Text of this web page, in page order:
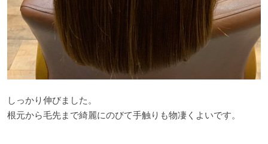
しっかり伸びました。
根元から毛先まで綺麗にのびて手触りも物凄くよいです。